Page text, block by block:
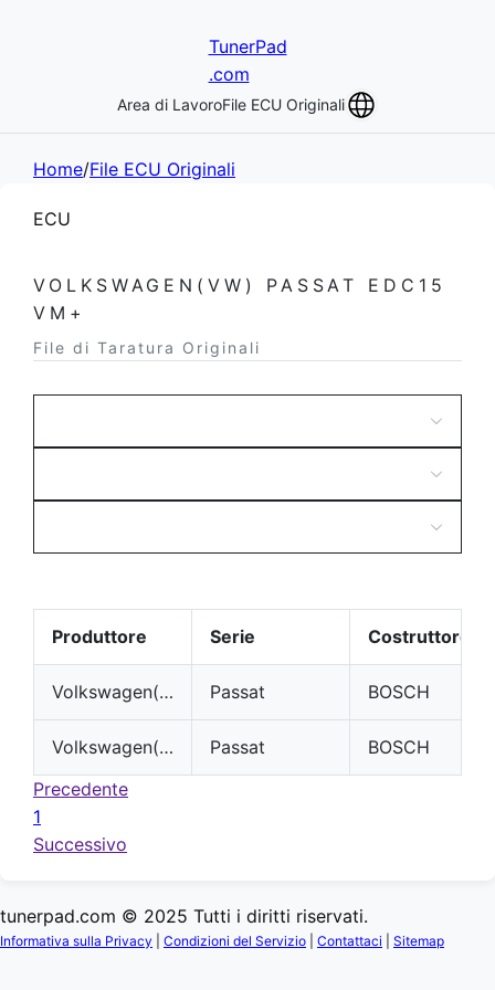
TunerPad
.com
Area di LavoroFile ECU Originali
Home/File ECU Originali
ECU
VOLKSWAGEN(VW) PASSAT EDC15
VM+
File di Taratura Originali
Produttore Serie Costruttore
Volkswagen(VW) Passat BOSCH
Volkswagen(VW) Passat
BOSCH
Precedente
1
Successivo
tunerpad.com © 2025 Tutti i diritti riservati.
Informativa sulla Privacy Condizioni del Servizio Contattaci Sitemap